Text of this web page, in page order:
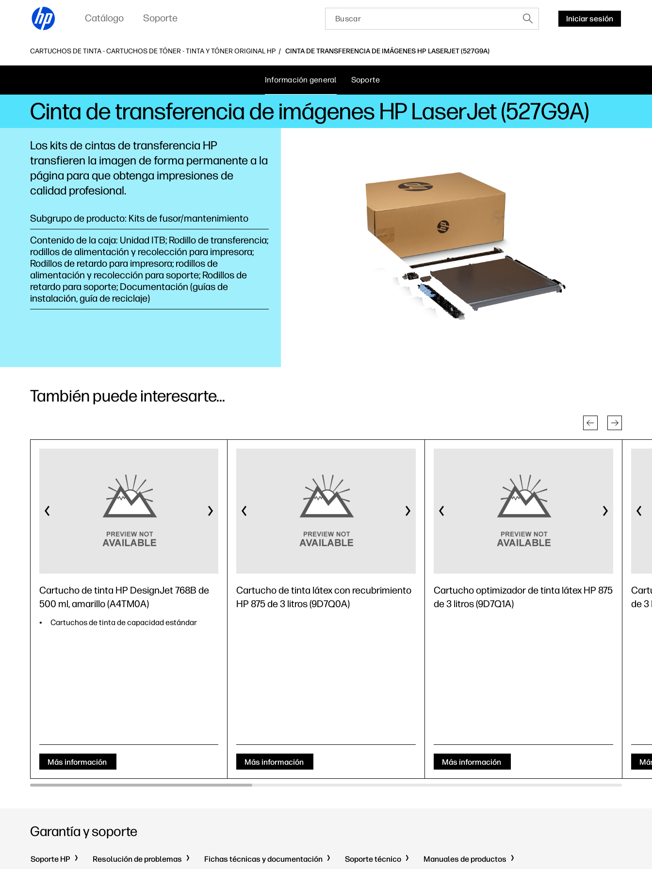
Catálogo Soporte Iniciar sesión
CARTUCHOS DE TINTA - CARTUCHOS DE TÓNER - TINTA Y TÓNER ORIGINAL HP CINTA DE TRANSFERENCIA DE IMÁGENES HP LASERJET (527G9A)
Información general Soporte
Cinta de transferencia de imágenes HP LaserJet (527G9A)
Los kits de cintas de transferencia HP
transfieren la imagen de forma permanente a la
página para que obtenga impresiones de
calidad profesional.
Subgrupo de producto: Kits de fusor/mantenimiento
Contenido de la caja: Unidad ITB; Rodillo de transferencia;
rodillos de alimentación y recolección para impresora;
Rodillos de retardo para impresora; rodillos de
alimentación y recolección para soporte; Rodillos de
retardo para soporte; Documentación (guías de
instalación, guía de reciclaje)
También puede interesarte...
Cartucho de tinta HP DesignJet 768B de
500 ml, amarillo (A4TM0A)
Cartuchos de tinta de capacidad estándar
Más información
Cartucho de tinta látex con recubrimiento
HP 875 de 3 litros (9D7Q0A)
Más información
Cartucho optimizador de tinta látex HP 875
de 3 litros (9D7Q1A)
Más información
de 3
Garantía y soporte
Soporte HP Resolución de problemas Fichas técnicas y documentación Soporte técnico Manuales de productos